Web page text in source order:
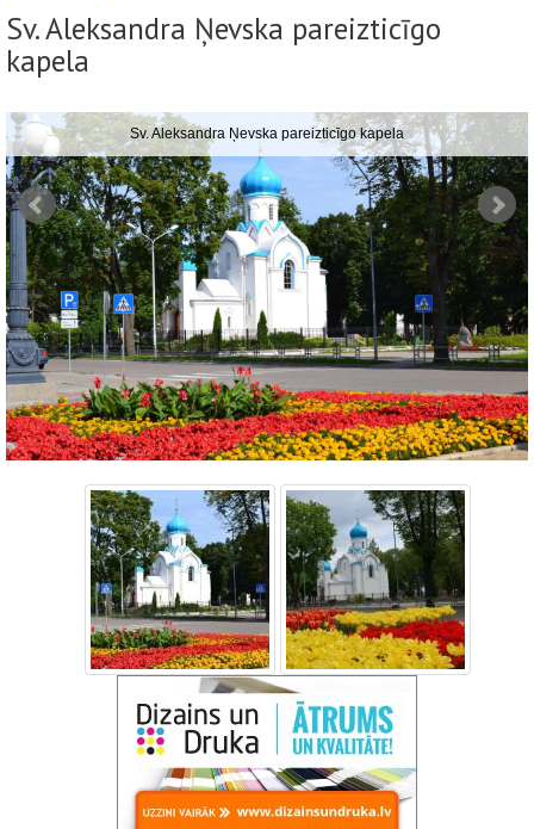
Sv. Aleksandra Ņevska pareizticīgo
kapela
Sv. Aleksandra Ņevska pareizticīgo kapela